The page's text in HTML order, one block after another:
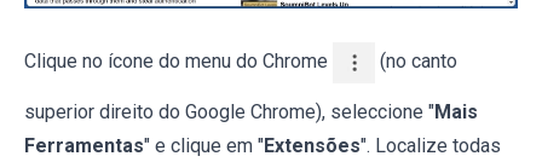
Clique no ícone do menu do Chrome (no canto
superior direito do Google Chrome), seleccione "Mais
Ferramentas" e clique em "Extensões". Localize todas